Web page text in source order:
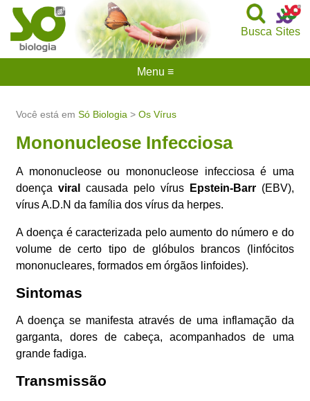
Sites
Busca
Você está emSó Biologia >Os Vírus
Mononucleose Infecciosa
A mononucleose ou mononucleose infecciosa é uma
doençaviral causada pelo vírus Epstein-Barr(EBV),
vírus A.D.N da família dos vírus da herpes.
A doença é caracterizada pelo aumento do número e do
volume de certo tipo de glóbulos brancos (linfócitos
mononucleares, formados em órgãos linfoides).
Sintomas
A doença se manifesta através de uma inflamação da
garganta, dores de cabeça, acompanhados de uma
grande fadiga.
Transmissão